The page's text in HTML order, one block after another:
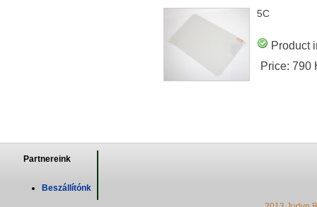
5C
Product
Price: 790
Partnereink
Beszállítónk